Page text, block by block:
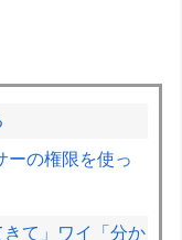
ーの権限を使っ
て」ワイ「分か